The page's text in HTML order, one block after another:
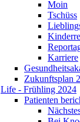
Moin
Tschüss
Karriere
Zukunftsplan
Life - Frühling 2024
Patienten